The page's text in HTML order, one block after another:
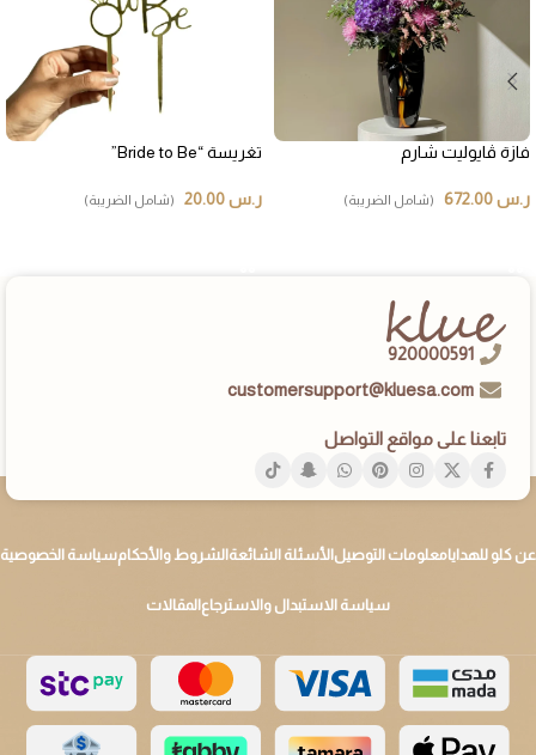
فازة ڤايوليت شارم
ر.س (شامل الضريبة)
تغريسة “Bride to Be”
ر.س (شامل الضريبة)
920000591
customersupport@kluesa.com
تابعنا على مواقع التواصل
عن كلو للهدايامعلومات التوصيلالأسئلة الشائعةالشروط والأحكامسياسة الخصوصية
سياسة الاستبدال والاسترجاعالمقالات